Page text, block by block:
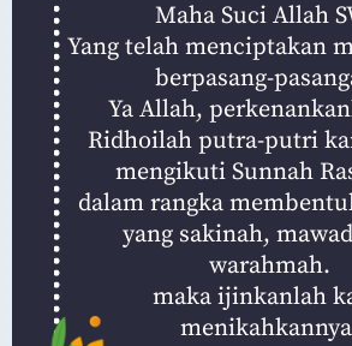
Maha Suci Allah
Yang telah menciptakan
berpasang-
Ya Allah,
Ridhoilah putra-putri
mengikuti Sunnah
dalam rangka
yang sakinah,
warahmah.
maka ijinkanlah